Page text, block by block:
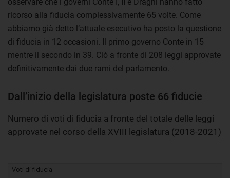
ricorso alla fiducia complessivamente 65 volte. Come
abbiamo già detto l’attuale esecutivo ha posto la questione
di fiducia in 12 occasioni. Il primo governo Conte in 15
mentre il secondo in 39. Ciò a fronte di 208 leggi approvate
definitivamente dai due rami del parlamento.
Dall’inizio della legislatura poste 66 fiducie
Numero di voti di fiducia a fronte del totale delle leggi
approvate nel corso della XVIII legislatura (2018-2021)